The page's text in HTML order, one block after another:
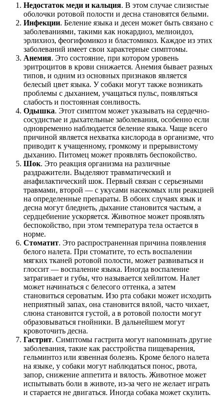
Недостаток меди и кальция. В этом случае слизистые
оболочки ротовой полости и десна становятся белыми.
Инфекции. Беление языка и десен может быть связано с
заболеваниями, такими как нокардиоз, мелиоидоз,
эрлихиоз, феогифомикоз и бластомикоз. Каждое из этих
заболеваний имеет свои характерные симптомы.
Анемия. Это состояние, при котором уровень
эритроцитов в крови снижается. Анемия бывает разных
типов, и одним из основных признаков является
белесый цвет языка. У собаки могут также возникать
проблемы с дыханием, учащаться пульс, появляться
слабость и постоянная сонливость.
Одышка. Этот симптом может указывать на сердечно-
сосудистые и дыхательные заболевания, особенно если
одновременно наблюдается беление языка. Чаще всего
причиной является нехватка кислорода в организме, что
приводит к учащенному, громкому и прерывистому
дыханию. Питомец может проявлять беспокойство.
Шок. Это реакция организма на различные
раздражители. Выделяют травматический и
анафилактический шок. Первый связан с серьезными
травмами, второй — с укусами насекомых или реакцией
на определенные препараты. В обоих случаях язык и
десна могут бледнеть, дыхание становится частым, а
сердцебиение ускоряется. Животное может проявлять
беспокойство, при этом температура тела остается в
норме.
Стоматит. Это распространенная причина появления
белого налета. При стоматите, то есть воспалении
мягких тканей ротовой полости, может развиваться и
глоссит — воспаление языка. Иногда воспаление
затрагивает и губы, что называется хейлитом. Налет
может начинаться с белесого оттенка, а затем
становиться сероватым. Изо рта собаки может исходить
неприятный запах, она становится вялой, часто чихает,
слюна становится густой, а в ротовой полости могут
образовываться гнойники. В дальнейшем могут
кровоточить десна.
Гастрит. Симптомы гастрита могут напоминать другие
заболевания, такие как расстройства пищеварения,
гельминтоз или язвенная болезнь. Кроме белого налета
на языке, у собаки могут наблюдаться понос, рвота,
запор, снижение аппетита и вялость. Животное может
испытывать боли в животе, из-за чего не желает играть
и старается не двигаться. Иногда собака может скулить.